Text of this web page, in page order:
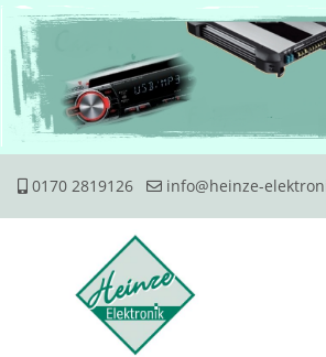
0170 2819126 info@heinze-